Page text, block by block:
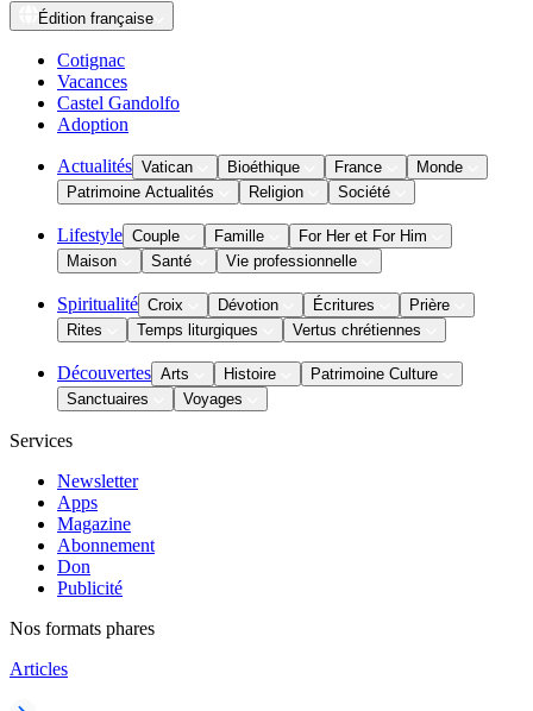
Édition française
Cotignac
Vacances
Castel Gandolfo
Adoption
Actualités Vatican Bioéthique France
Monde
Patrimoine Actualités
Religion Société
Lifestyle Couple Famille
For Her et For Him
Maison
Santé Vie professionnelle
Spiritualité Croix Dévotion Écritures
Prière
Rites
Temps liturgiques Vertus chrétiennes
Découvertes Arts Histoire
Patrimoine Culture
Sanctuaires
Voyages
Services
Newsletter
Apps
Magazine
Abonnement
Don
Publicité
Nos formats phares
Articles